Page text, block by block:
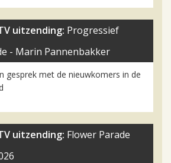
uitzending: Progressief
- Marin Pannenbakker
gesprek met de nieuwkomers in de
uitzending: Flower Parade